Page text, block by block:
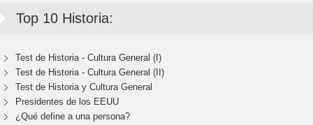
Top 10 Historia:
Test de Historia - Cultura General (I)
Test de Historia - Cultura General (II)
Test de Historia y Cultura General
Presidentes de los EEUU
¿Qué define a una persona?